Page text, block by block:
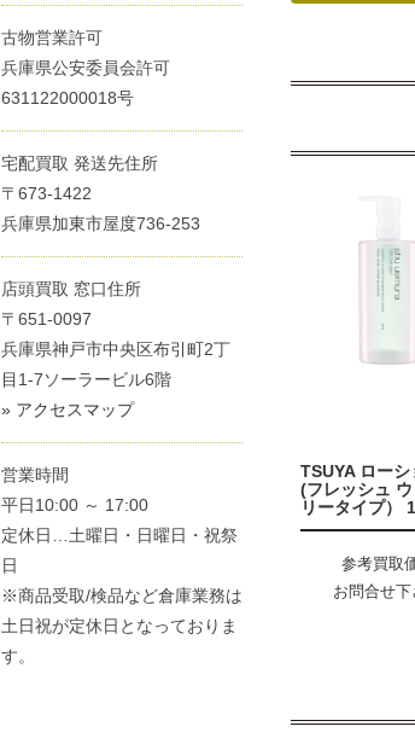
TSUYA ローシ
(フレッシュ ウ
リータイプ）
参考買取
お問合せ下
古物営業許可
兵庫県公安委員会許可
631122000018号
宅配買取 発送先住所
〒673-1422
兵庫県加東市屋度736-253
店頭買取 窓口住所
〒651-0097
兵庫県神戸市中央区布引町2丁
目1-7ソーラービル6階
» アクセスマップ
営業時間
平日10:00 ～ 17:00
定休日…土曜日・日曜日・祝祭
日
※商品受取/検品など倉庫業務は
土日祝が定休日となっておりま
す。